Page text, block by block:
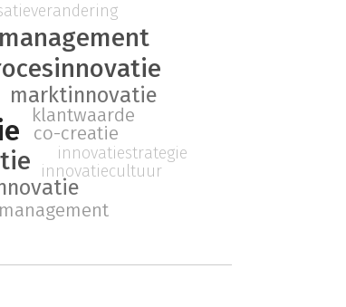
marktinnovatie
klantwaarde
co-creatie
innovatiestrategie
innovatiecultuur